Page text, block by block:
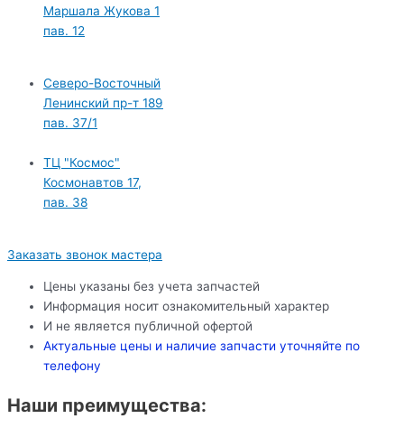
Маршала Жукова 1
пав. 12
Северо-Восточный
Ленинский пр-т 189
пав. 37/1
ТЦ "Космос"
Космонавтов 17,
пав. 38
Заказать звонок мастера
Цены указаны без учета запчастей
Информация носит ознакомительный характер
И не является публичной офертой
Актуальные цены и наличие запчасти уточняйте по
телефону
Наши преимущества: